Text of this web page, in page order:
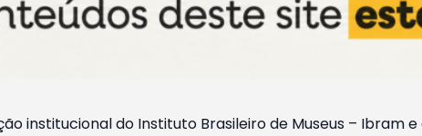
institucional do Instituto Brasileiro de Museus – Ibram